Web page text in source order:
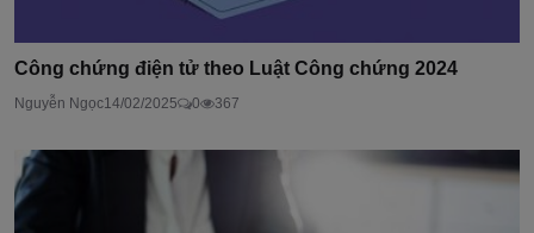
Công chứng điện tử theo Luật Công chứng 2024
Nguyễn Ngọc14/02/2025 0 367